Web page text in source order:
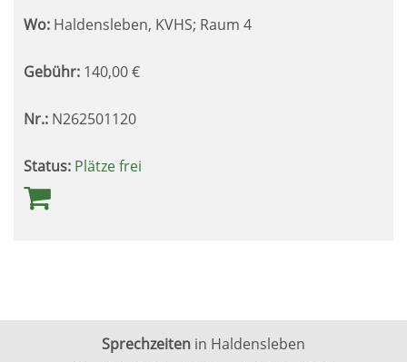
Wo: Haldensleben, KVHS; Raum 4
Gebühr: 140,00€
Nr.: N262501120
Status: Plätze frei
Sprechzeiten in Haldensleben